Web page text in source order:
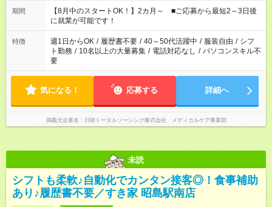
期間
【8月中のスタートOK！】2カ月～ ■ご応募から最短2～3日後
に就業が可能です！
特徴 週1日からOK / 履歴書不要 / 40～50代活躍中 / 服装自由 / シフ
ト勤務 / 10名以上の大量募集 / 電話対応なし / パソコンスキル不
要
気になる！ 応募する 詳細へ
掲載元企業名 日研トータルソーシング株式会社 メディカルケア事業部
未読
シフトも柔軟♪自動化でカンタン接客◎！食事補助
あり♪履歴書不要／すき家 昭島駅南店